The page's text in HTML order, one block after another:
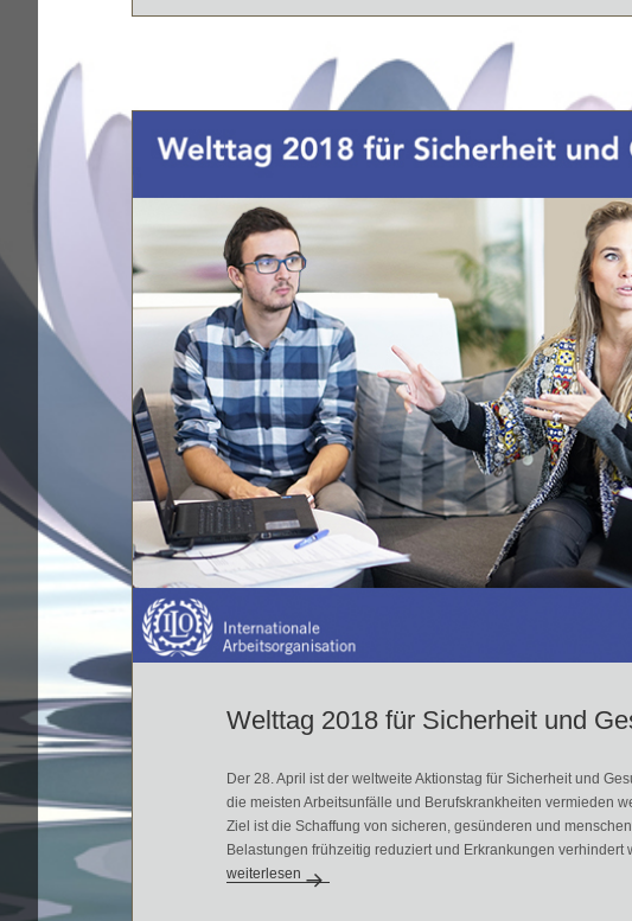
Welttag 2018 für Sicherheit und
Der 28. April ist der weltweite Aktionstag für Sicherheit und
die meisten Arbeitsunfälle und Berufskrankheiten vermieden
Ziel ist die Schaffung von sicheren, gesünderen und
Belastungen frühzeitig reduziert und Erkrankungen
Welttag 2018 für Sicherheit und Gesundheit am Arbeitsplatz
weiterlesen